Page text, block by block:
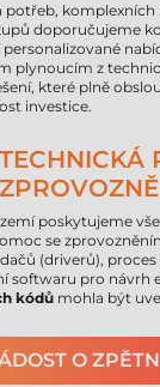
potřeb,
doporučujeme
plynoucím z
které plně
investice.
poskytujeme
se
(driverů),
softwaru pro návrh
kódů mohla být
O